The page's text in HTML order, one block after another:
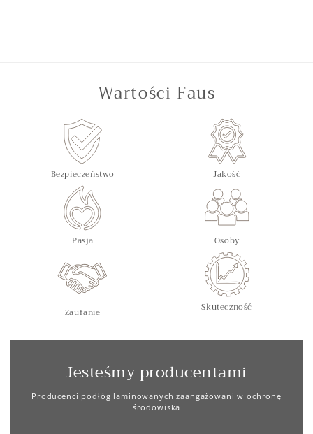
Wartości Faus
Bezpieczeństwo Jakość
Pasja Osoby
Zaufanie Skuteczność
Jesteśmy producentami
Producenci podłóg laminowanych zaangażowani w ochronę
środowiska